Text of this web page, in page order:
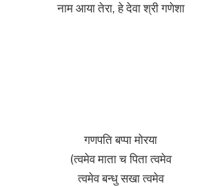
नाम आया तेरा, हे देवा श्री गणेशा
गणपति बप्पा मोरया
(त्वमेव माता च पिता त्वमेव
त्वमेव बन्धु सखा त्वमेव